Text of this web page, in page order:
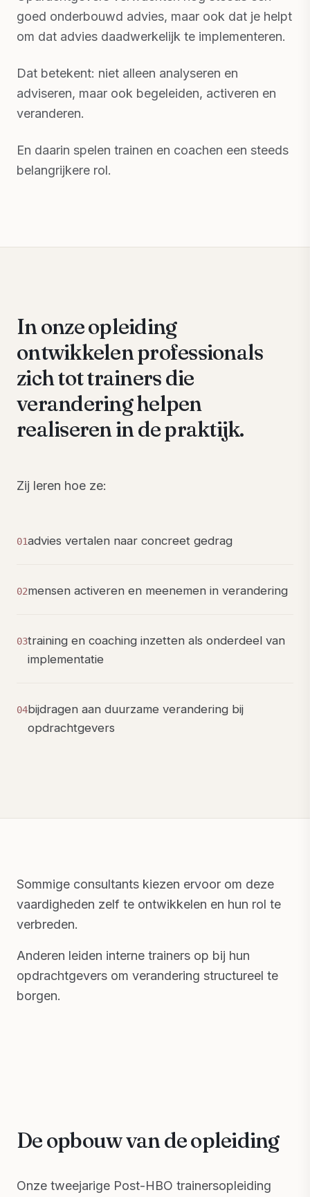
goed onderbouwd advies, maar ook dat je helpt
om dat advies daadwerkelijk te implementeren.
Dat betekent: niet alleen analyseren en
adviseren, maar ook begeleiden, activeren en
veranderen.
En daarin spelen trainen en coachen een steeds
belangrijkere rol.
In onze opleiding
ontwikkelen professionals
zich tot trainers die
verandering helpen
realiseren in de praktijk.
Zij leren hoe ze:
01advies vertalen naar concreet gedrag
02mensen activeren en meenemen in verandering
03training en coaching inzetten als onderdeel van
implementatie
04bijdragen aan duurzame verandering bij
opdrachtgevers
Sommige consultants kiezen ervoor om deze
vaardigheden zelf te ontwikkelen en hun rol te
verbreden.
Anderen leiden interne trainers op bij hun
opdrachtgevers om verandering structureel te
borgen.
De opbouw van de opleiding
Onze tweejarige Post-HBO trainersopleiding